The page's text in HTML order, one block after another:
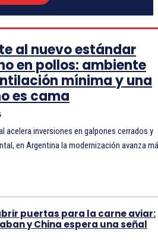
al nuevo estándar
en pollos: ambiente
mínima y una
es cama
acelera inversiones en galpones cerrados y
en Argentina la modernización avanza
puertas para la carne aviar:
y China espera una señal